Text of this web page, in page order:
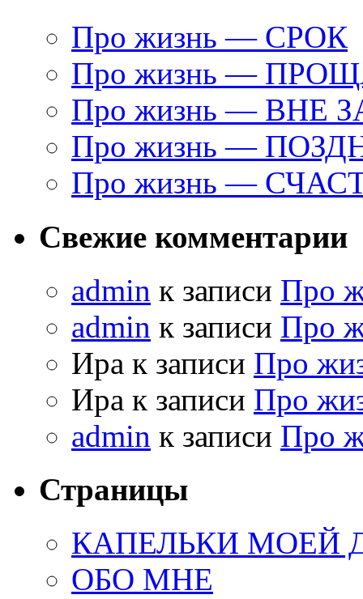
Про жизнь — СРОК
Про жизнь —
Про жизнь — ВНЕ
Про жизнь —
Про жизнь —
Свежие комментарии
admin к записи Про
admin к записи Про
Ира к записи Про
Ира к записи Про
admin к записи Про
Страницы
КАПЕЛЬКИ МОЕЙ
ОБО МНЕ